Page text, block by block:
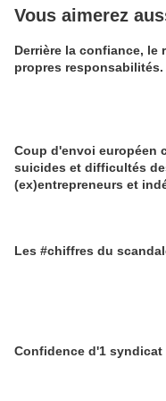
Vous aimerez
Derrière la confiance, le
propres responsabilités.
Coup d'envoi européen
suicides et difficultés
(ex)entrepreneurs et
Les #chiffres du
Confidence d'1 syndicat